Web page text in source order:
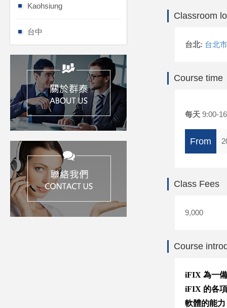
Kaohsiung
台中
Classroom
台北: 台北
Course time
每天 9:00-
From
Class Fees
9,000
Course
iFIX 為一
iFIX 的各
軟體的能